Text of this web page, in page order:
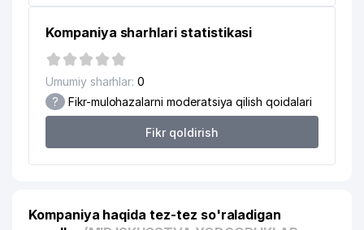
Kompaniya sharhlari statistikasi
Umumiy sharhlar: 0
? Fikr-mulohazalarni moderatsiya qilish qoidalari
Fikr qoldirish
Kompaniya haqida tez-tez so'raladigan